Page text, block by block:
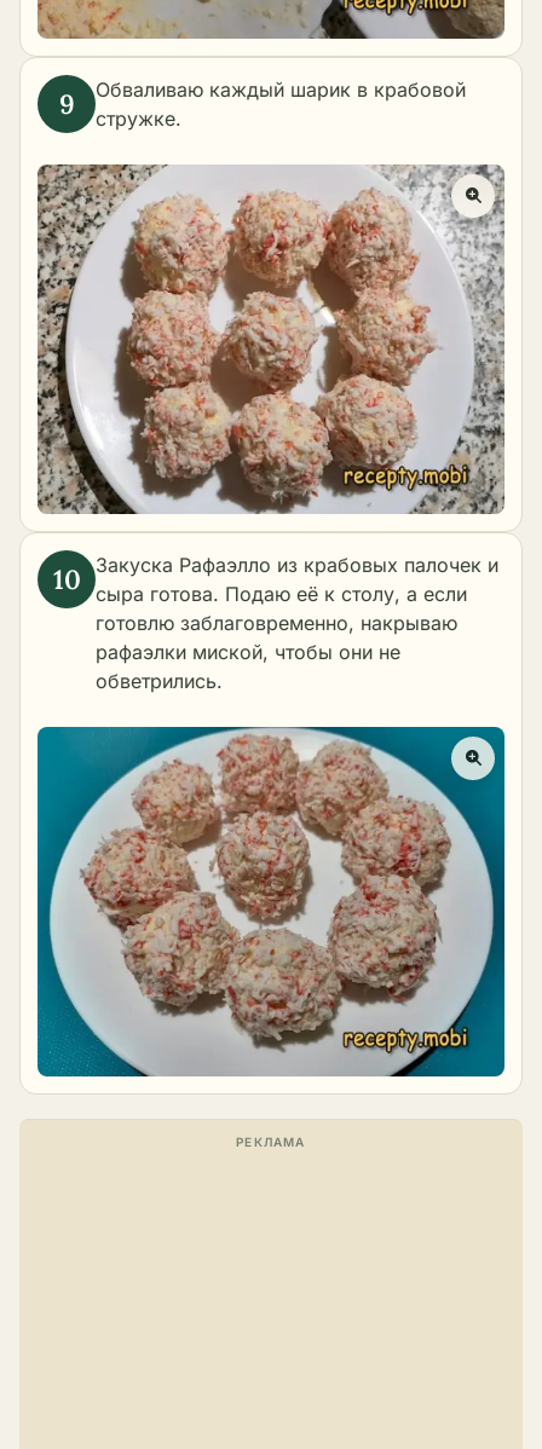
Обваливаю каждый шарик в крабовой
стружке.
Закуска Рафаэлло из крабовых палочек и
сыра готова. Подаю её к столу, а если
готовлю заблаговременно, накрываю
рафаэлки миской, чтобы они не
обветрились.